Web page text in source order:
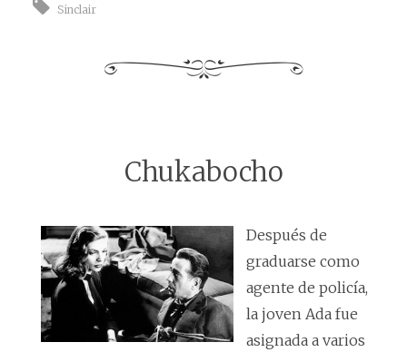
Sinclair
Chukabocho
Después de
graduarse como
agente de policía,
la joven Ada fue
asignada a varios